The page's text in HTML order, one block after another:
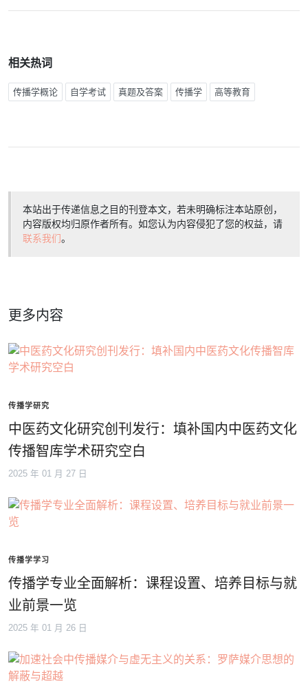
相关热词
传播学概论 自学考试 真题及答案 传播学 高等教育
本站出于传递信息之目的刊登本文，若未明确标注本站原创，
内容版权均归原作者所有。如您认为内容侵犯了您的权益，请
联系我们。
更多内容
传播学研究
中医药文化研究创刊发行：填补国内中医药文化
传播智库学术研究空白
2025 年 01 月 27 日
传播学学习
传播学专业全面解析：课程设置、培养目标与就
业前景一览
2025 年 01 月 26 日